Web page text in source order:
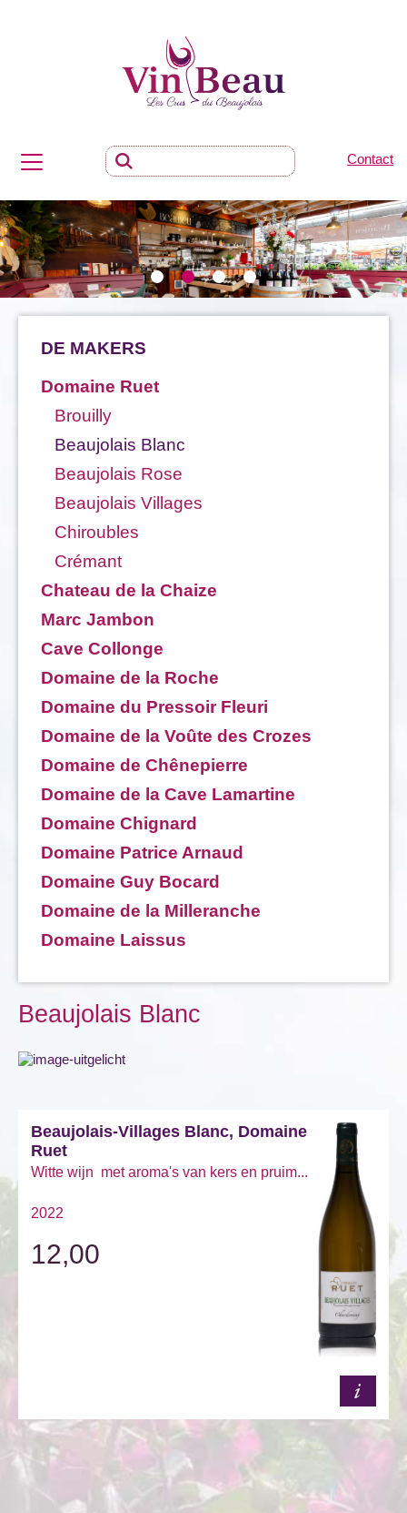
Contact
DE MAKERS
Domaine Ruet
Brouilly
Beaujolais Blanc
Beaujolais Rose
Beaujolais Villages
Chiroubles
Crémant
Chateau de la Chaize
Marc Jambon
Cave Collonge
Domaine de la Roche
Domaine du Pressoir Fleuri
Domaine de la Voûte des Crozes
Domaine de Chênepierre
Domaine de la Cave Lamartine
Domaine Chignard
Domaine Patrice Arnaud
Domaine Guy Bocard
Domaine de la Milleranche
Domaine Laissus
Beaujolais Blanc
Beaujolais-Villages Blanc, Domaine
Ruet
Witte wijn met aroma's van kers en pruim...
2022
12,00